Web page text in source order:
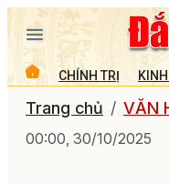
CHÍNH TRỊ
Trang chủ VĂN
00:00, 30/10/2025